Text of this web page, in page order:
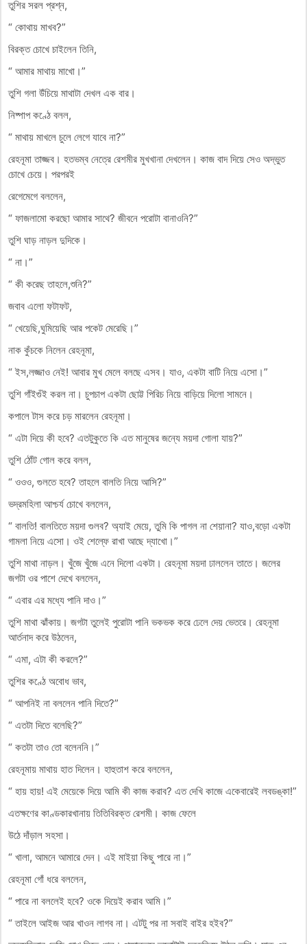
তুশির সরল প্রশ্ন,
“ কোথায় মাখব?”
বিরক্ত চোখে চাইলেন তিনি,
“ আমার মাথায় মাখো।”
তুশি গলা উঁচিয়ে মাথাটা দেখল এক বার।
নিষ্পাপ কণ্ঠে বলল,
“ মাথায় মাখলে চুলে লেগে যাবে না?”
রেহনূমা তাজ্জব। হতভম্ব নেত্রে রেশমীর মুখখানা দেখলেন। কাজ বাদ দিয়ে সেও অদ্ভুত
চোখে চেয়ে। পরপরই
রেগেমেগে বললেন,
“ ফাজলামো করছো আমার সাথে? জীবনে পরোটা বানাওনি?”
তুশি ঘাড় নাড়ল দুদিকে।
“ না।”
“ কী করেছ তাহলে,শুনি?”
জবাব এলো ফটাফট,
“ খেয়েছি,ঘুমিয়েছি আর পকেট মেরেছি।”
নাক কুঁচকে নিলেন রেহনূমা,
“ ইস,লজ্জাও নেই! আবার মুখ মেলে বলছে এসব। যাও, একটা বাটি নিয়ে এসো।”
তুশি গাঁইগুঁই করল না। চুপচাপ একটা ছোট্ট পিরিচ নিয়ে বাড়িয়ে দিলো সামনে।
কপালে টাস করে চড় মারলেন রেহনূমা।
“ এটা দিয়ে কী হবে? এতটুকুতে কি এত মানুষের জন্যে ময়দা গোলা যায়?”
তুশি ঠোঁট গোল করে বলল,
“ ওওও, গুলতে হবে? তাহলে বালতি নিয়ে আসি?”
ভদ্রমহিলা আশ্চর্য চোখে বললেন,
“ বালতি! বালতিতে ময়দা গুলব? অ্যাই মেয়ে, তুমি কি পাগল না শেয়ানা? যাও,বড়ো একটা
গামলা নিয়ে এসো। ওই শেল্ফে রাখা আছে দ্যাখো।”
তুশি মাথা নাড়ল। খুঁজে খুঁজে এনে দিলো একটা। রেহনূমা ময়দা ঢাললেন তাতে। জলের
জগটা ওর পাশে দেখে বললেন,
“ এবার এর মধ্যে পানি দাও।”
তুশি মাথা ঝাঁকায়। জগটা তুলেই পুরোটা পানি ভকভক করে ঢেলে দেয় ভেতরে। রেহনূমা
আর্তনাদ করে উঠলেন,
“ এমা, এটা কী করলে?”
তুশির কণ্ঠে অবোধ ভাব,
“ আপনিই না বললেন পানি দিতে?”
“ এতটা দিতে বলেছি?”
“ কতটা তাও তো বলেননি।”
রেহনূমায় মাথায় হাত দিলেন। হাহুতাশ করে বললেন,
“ হায় হায়! এই মেয়েকে দিয়ে আমি কী কাজ করাব? এত দেখি কাজে একেবারেই লবডঙ্কা!”
এতক্ষণের কাণ্ডকারখানায় তিতিবিরক্ত রেশমী। কাজ ফেলে
উঠে দাঁড়াল সহসা।
“ খালা, আমনে আমারে দেন। এই মাইয়া কিছু পারে না।”
রেহনূমা গোঁ ধরে বললেন,
“ পারে না বললেই হবে? ওকে দিয়েই করাব আমি।”
“ তাইলে আইজ আর খাওন লাগব না। এটটু পর না সবাই বাইর হইব?”